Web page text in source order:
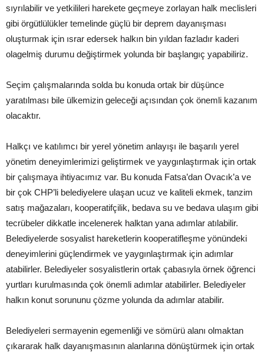
sıyrılabilir ve yetkilileri harekete geçmeye zorlayan halk meclisleri
gibi örgütlülükler temelinde güçlü bir deprem dayanışması
oluşturmak için ısrar edersek halkın bin yıldan fazladır kaderi
olagelmiş durumu değiştirmek yolunda bir başlangıç yapabiliriz.
Seçim çalışmalarında solda bu konuda ortak bir düşünce
yaratılması bile ülkemizin geleceği açısından çok önemli kazanım
olacaktır.
Halkçı ve katılımcı bir yerel yönetim anlayışı ile başarılı yerel
yönetim deneyimlerimizi geliştirmek ve yaygınlaştırmak için ortak
bir çalışmaya ihtiyacımız var. Bu konuda Fatsa’dan Ovacık’a ve
bir çok CHP’li belediyelere ulaşan ucuz ve kaliteli ekmek, tanzim
satış mağazaları, kooperatifçilik, bedava su ve bedava ulaşım gibi
tecrübeler dikkatle incelenerek halktan yana adımlar atılabilir.
Belediyelerde sosyalist hareketlerin kooperatifleşme yönündeki
deneyimlerini güçlendirmek ve yaygınlaştırmak için adımlar
atabilirler. Belediyeler sosyalistlerin ortak çabasıyla örnek öğrenci
yurtları kurulmasında çok önemli adımlar atabilirler. Belediyeler
halkın konut sorununu çözme yolunda da adımlar atabilir.
Belediyeleri sermayenin egemenliği ve sömürü alanı olmaktan
çıkararak halk dayanışmasının alanlarına dönüştürmek için ortak